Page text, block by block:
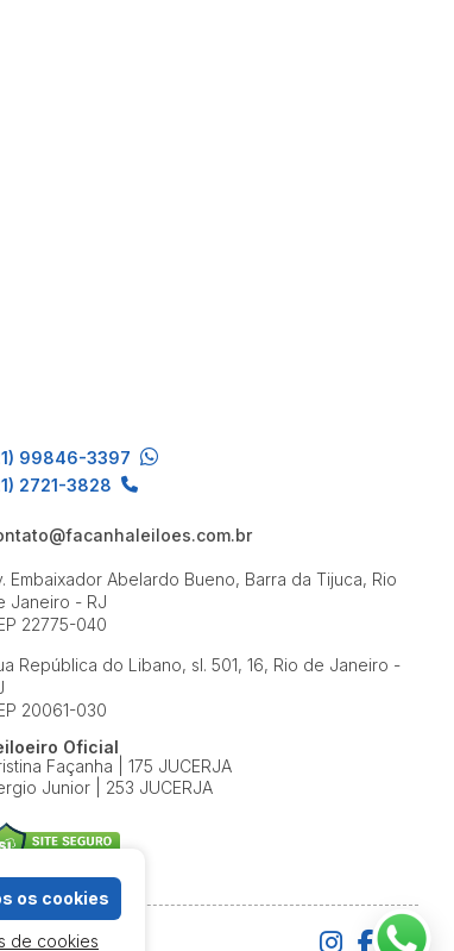
99846-3397
2721-3828
Embaixador Abelardo Bueno, Barra da Tijuca, Rio
Janeiro - RJ
22775-040
República do Libano, sl. 501, 16, Rio de Janeiro -
20061-030
Oficial
Façanha | 175 JUCERJA
Junior | 253 JUCERJA
os cookies
de cookies